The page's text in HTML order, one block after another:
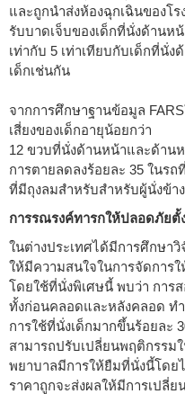
และถูกนำส่งห้องฉุกเฉินของโ
รับบาดเจ็บของเด็กที่นั่งด้านห
เท่ากับ 5 เท่าเทียบกับเด็กที่นั่
เด็กเช่นกัน
จากการศึกษาฐานข้อมูล
เสี่ยงของเด็กอายุน้อยกว่า
12 ขวบที่นั่งด้านหน้าและด้าน
การตายลดลงร้อยละ 35 ในร
ที่มีถุงลมสำหรับสำหรับผู้นั่งข้า
การรณรงค์ทารกให้ปลอดภัยตั้
ในต่างประเทศได้มีการศึกษา
ให้มีความสนใจในการจัดการ
โดยใช้ที่นั่งพิเศษนี้ พบว่า การ
ทั้งก่อนคลอดและหลังคลอด ท
การใช้ที่นั่งเด็กมากขึ้นร้อยละ
สามารถปรับเปลี่ยนพฤติกรรม
พยาบาลมีการให้ยืมที่นั่งนี้โดย
ราคาถูกจะส่งผลให้มีการเปลี่